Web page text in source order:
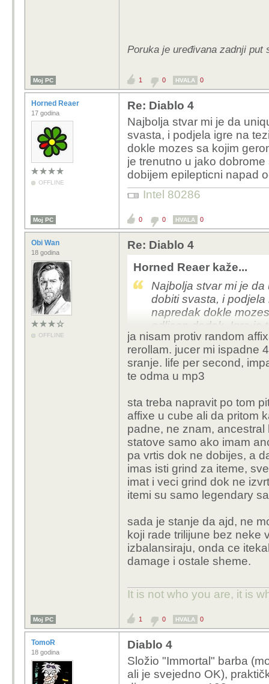
Poruka je uređivana zadnji put
Moj PC 1 0 HVALA 0
Horned Reaer
17 godina
OFFLINE
Re: Diablo 4
Najbolja stvar mi je da
svasta, i podjela igre na
dokle mozes sa kojim
je trenutno u jako
dobijem epilepticni napad
Intel 80286
Moj PC 0 0 HVALA 0
Obi Wan
18 godina
OFFLINE
Re: Diablo 4
Horned Reaer kaže...
Najbolja stvar mi je
dobiti svasta, i
napredak dokle
odlican dodak. Igra
smanje efekte
bljeskanja haha
ja nisam protiv random
rerollam. jucer mi ispadne
sranje. life per second,
te odma u mp3
sta treba napravit po tom
affixe u cube ali da pritom
padne, ne znam,
statove samo ako imam
pa vrtis dok ne dobijes, a
imas isti grind za iteme,
imat i veci grind dok ne
itemi su samo legendary
sada je stanje da ajd, ne
koji rade trilijune bez neke
izbalansiraju, onda ce
damage i ostale sheme.
It is not who you are, it is
Moj PC 1 0 HVALA 0
TomoR
18 godina
Diablo 4
Složio "Immortal" barba
ali je svejedno OK),